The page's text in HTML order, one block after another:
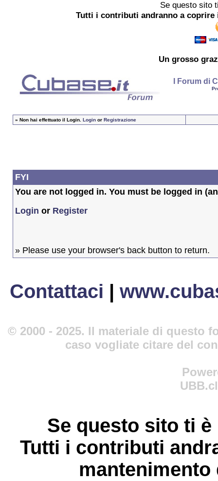
Se questo sito
Tutti i contributi andranno a
Un grosso
I Forum di
» Non hai effettuato il Login. Loginor Registrazione
FYI
You are not logged in. You must be logged in
Login or Register
» Please use your browser's back button to return.
Contattaci |
© 2000 - 2025. Il materiale di questo
caso vogliate citare del
Se questo sito ti
Tutti i contributi